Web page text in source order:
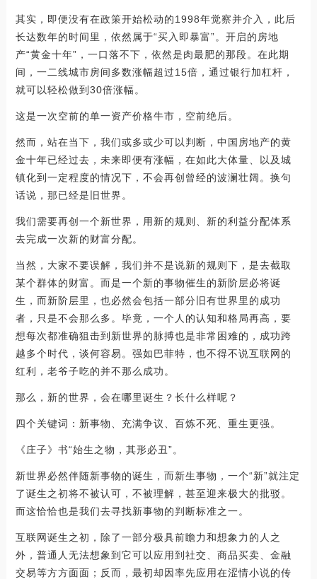
其实，即便没有在政策开始松动的1998年觉察并介入，此后
长达数年的时间里，依然属于“买入即暴富”。开启的房地
产“黄金十年”，一口落不下，依然是肉最肥的那段。在此期
间，一二线城市房间多数涨幅超过15倍，通过银行加杠杆，
就可以轻松做到30倍涨幅。
这是一次空前的单一资产价格牛市，空前绝后。
然而，站在当下，我们或多或少可以判断，中国房地产的黄
金十年已经过去，未来即便有涨幅，在如此大体量、以及城
镇化到一定程度的情况下，不会再创曾经的波澜壮阔。换句
话说，那已经是旧世界。
我们需要再创一个新世界，用新的规则、新的利益分配体系
去完成一次新的财富分配。
当然，大家不要误解，我们并不是说新的规则下，是去截取
某个群体的财富。而是一个新的事物催生的新阶层必将诞
生，而新阶层里，也必然会包括一部分旧有世界里的成功
者，只是不会那么多。毕竟，一个人的认知和格局再高，要
想每次都准确狙击到新世界的脉搏也是非常困难的，成功跨
越多个时代，谈何容易。强如巴菲特，也不得不说互联网的
红利，老爷子吃的并不那么成功。
那么，新的世界，会在哪里诞生？长什么样呢？
四个关键词：新事物、充满争议、百炼不死、重生更强。
《庄子》书“始生之物，其形必丑”。
新世界必然伴随新事物的诞生，而新生事物，一个“新”就注定
了诞生之初将不被认可，不被理解，甚至迎来极大的批驳。
而这恰恰也是我们去寻找新事物的判断标准之一。
互联网诞生之初，除了一部分极具前瞻力和想象力的人之
外，普通人无法想象到它可以应用到社交、商品买卖、金融
交易等方方面面；反而，最初却因率先应用在涩情小说的传